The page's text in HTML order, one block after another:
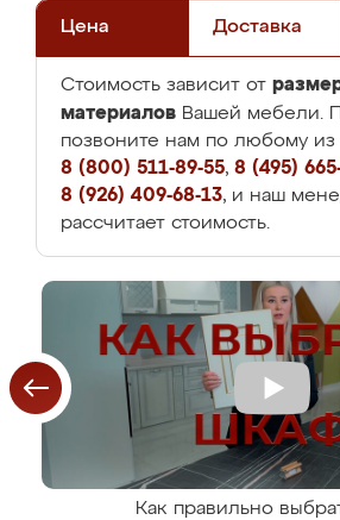
Цена Доставка
Стоимость зависит от
материалов Вашей мебели.
позвоните нам по любому
8 (800) 511-89-55, 8 (495)
8 (926) 409-68-13, и наш
рассчитает стоимость.
Как правильно